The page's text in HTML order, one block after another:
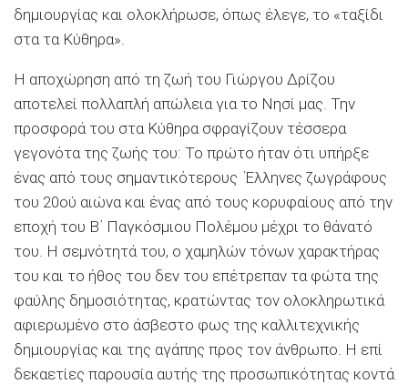
δημιουργίας και ολοκλήρωσε, όπως έλεγε, το «ταξίδι
στα τα Κύθηρα».
Η αποχώρηση από τη ζωή του Γιώργου Δρίζου
αποτελεί πολλαπλή απώλεια για το Νησί μας. Την
προσφορά του στα Κύθηρα σφραγίζουν τέσσερα
γεγονότα της ζωής του: Το πρώτο ήταν ότι υπήρξε
ένας από τους σημαντικότερους Έλληνες ζωγράφους
του 20ού αιώνα και ένας από τους κορυφαίους από την
εποχή του Β΄ Παγκόσμιου Πολέμου μέχρι το θάνατό
του. Η σεμνότητά του, ο χαμηλών τόνων χαρακτήρας
του και το ήθος του δεν του επέτρεπαν τα φώτα της
φαύλης δημοσιότητας, κρατώντας τον ολοκληρωτικά
αφιερωμένο στο άσβεστο φως της καλλιτεχνικής
δημιουργίας και της αγάπης προς τον άνθρωπο. Η επί
δεκαετίες παρουσία αυτής της προσωπικότητας κοντά